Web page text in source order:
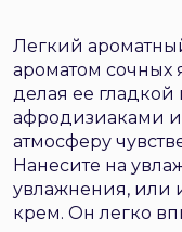
Легкий
ароматом сочных
делая ее
афродизиаками
атмосферу
Нанесите на
увлажнения, или
крем. Он легко